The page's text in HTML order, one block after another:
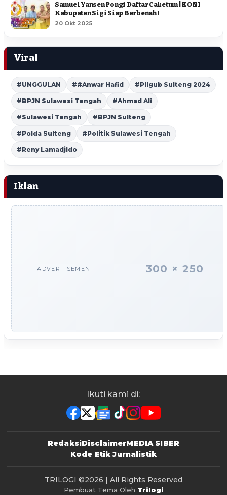
Samuel Yansen Pongi Daftar Caketum | KONI
Kabupaten Sigi Siap Berbenah !
20 Okt 2025
Viral
#UNGGULAN ##Anwar Hafid #Pilgub Sulteng 2024
#BPJN Sulawesi Tengah #Ahmad Ali
#Sulawesi Tengah #BPJN Sulteng
#Polda Sulteng #Politik Sulawesi Tengah
#Reny Lamadjido
Iklan
ADVERTISEMENT 300 × 250
Ikuti kami di:
RedaksiDisclaimerMEDIA SIBER
Kode Etik Jurnalistik
TRILOGI ©2026 | All Rights Reserved
Pembuat Tema Oleh Trilogi